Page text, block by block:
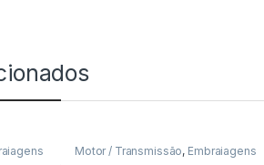
Motor / Transmissão, Embraiagens